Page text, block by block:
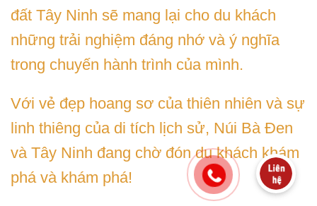
đất Tây Ninh sẽ mang lại cho du khách
những trải nghiệm đáng nhớ và ý nghĩa
trong chuyến hành trình của mình.
Với vẻ đẹp hoang sơ của thiên nhiên và sự
linh thiêng của di tích lịch sử, Núi Bà Đen
và Tây Ninh đang chờ đón du khách khám
phá và khám phá!